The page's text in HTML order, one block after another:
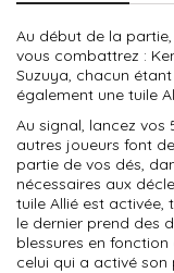
Au début de la
vous combattrez :
Suzuya, chacun
également une tuile
Au signal, lancez vos
autres joueurs font
partie de vos dés,
nécessaires aux
tuile Allié est
le dernier prend des
blessures en
celui qui a activé son